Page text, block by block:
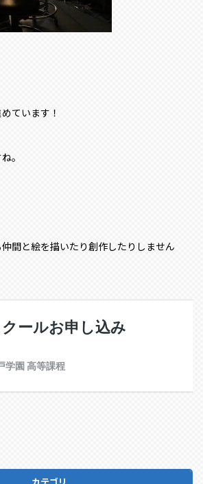
ています！
。
間と絵を描いたり創作したりしません
カテゴリ